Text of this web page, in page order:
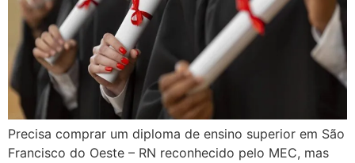
Precisa comprar um diploma de ensino superior em São
Francisco do Oeste – RN reconhecido pelo MEC, mas